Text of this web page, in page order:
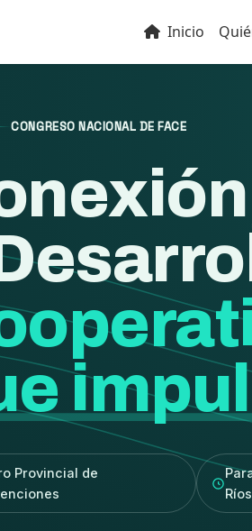
Inicio
CONGRESO NACIONAL DE FACE
Provincial de
Ríos